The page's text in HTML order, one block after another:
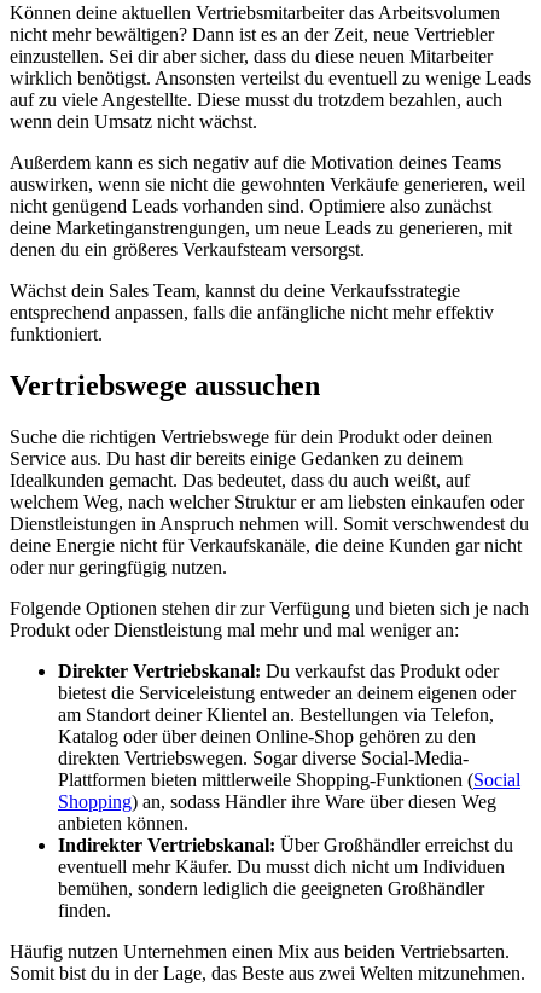
Können deine aktuellen Vertriebsmitarbeiter das Arbeitsvolumen
nicht mehr bewältigen? Dann ist es an der Zeit, neue Vertriebler
einzustellen. Sei dir aber sicher, dass du diese neuen Mitarbeiter
wirklich benötigst. Ansonsten verteilst du eventuell zu wenige Leads
auf zu viele Angestellte. Diese musst du trotzdem bezahlen, auch
wenn dein Umsatz nicht wächst.
Außerdem kann es sich negativ auf die Motivation deines Teams
auswirken, wenn sie nicht die gewohnten Verkäufe generieren, weil
nicht genügend Leads vorhanden sind. Optimiere also zunächst
deine Marketinganstrengungen, um neue Leads zu generieren, mit
denen du ein größeres Verkaufsteam versorgst.
Wächst dein Sales Team, kannst du deine Verkaufsstrategie
entsprechend anpassen, falls die anfängliche nicht mehr effektiv
funktioniert.
Vertriebswege aussuchen
Suche die richtigen Vertriebswege für dein Produkt oder deinen
Service aus. Du hast dir bereits einige Gedanken zu deinem
Idealkunden gemacht. Das bedeutet, dass du auch weißt, auf
welchem Weg, nach welcher Struktur er am liebsten einkaufen oder
Dienstleistungen in Anspruch nehmen will. Somit verschwendest du
deine Energie nicht für Verkaufskanäle, die deine Kunden gar nicht
oder nur geringfügig nutzen.
Folgende Optionen stehen dir zur Verfügung und bieten sich je nach
Produkt oder Dienstleistung mal mehr und mal weniger an:
Direkter Vertriebskanal: Du verkaufst das Produkt oder
bietest die Serviceleistung entweder an deinem eigenen oder
am Standort deiner Klientel an. Bestellungen via Telefon,
Katalog oder über deinen Online-Shop gehören zu den
direkten Vertriebswegen. Sogar diverse Social-Media-
Plattformen bieten mittlerweile Shopping-Funktionen (Social
Shopping) an, sodass Händler ihre Ware über diesen Weg
anbieten können.
Indirekter Vertriebskanal: Über Großhändler erreichst du
eventuell mehr Käufer. Du musst dich nicht um Individuen
bemühen, sondern lediglich die geeigneten Großhändler
finden.
Häufig nutzen Unternehmen einen Mix aus beiden Vertriebsarten.
Somit bist du in der Lage, das Beste aus zwei Welten mitzunehmen.